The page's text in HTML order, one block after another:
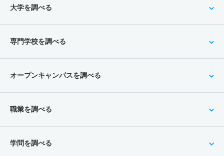
大学を調べる
専門学校を調べる
オープンキャンパスを調べる
職業を調べる
学問を調べる